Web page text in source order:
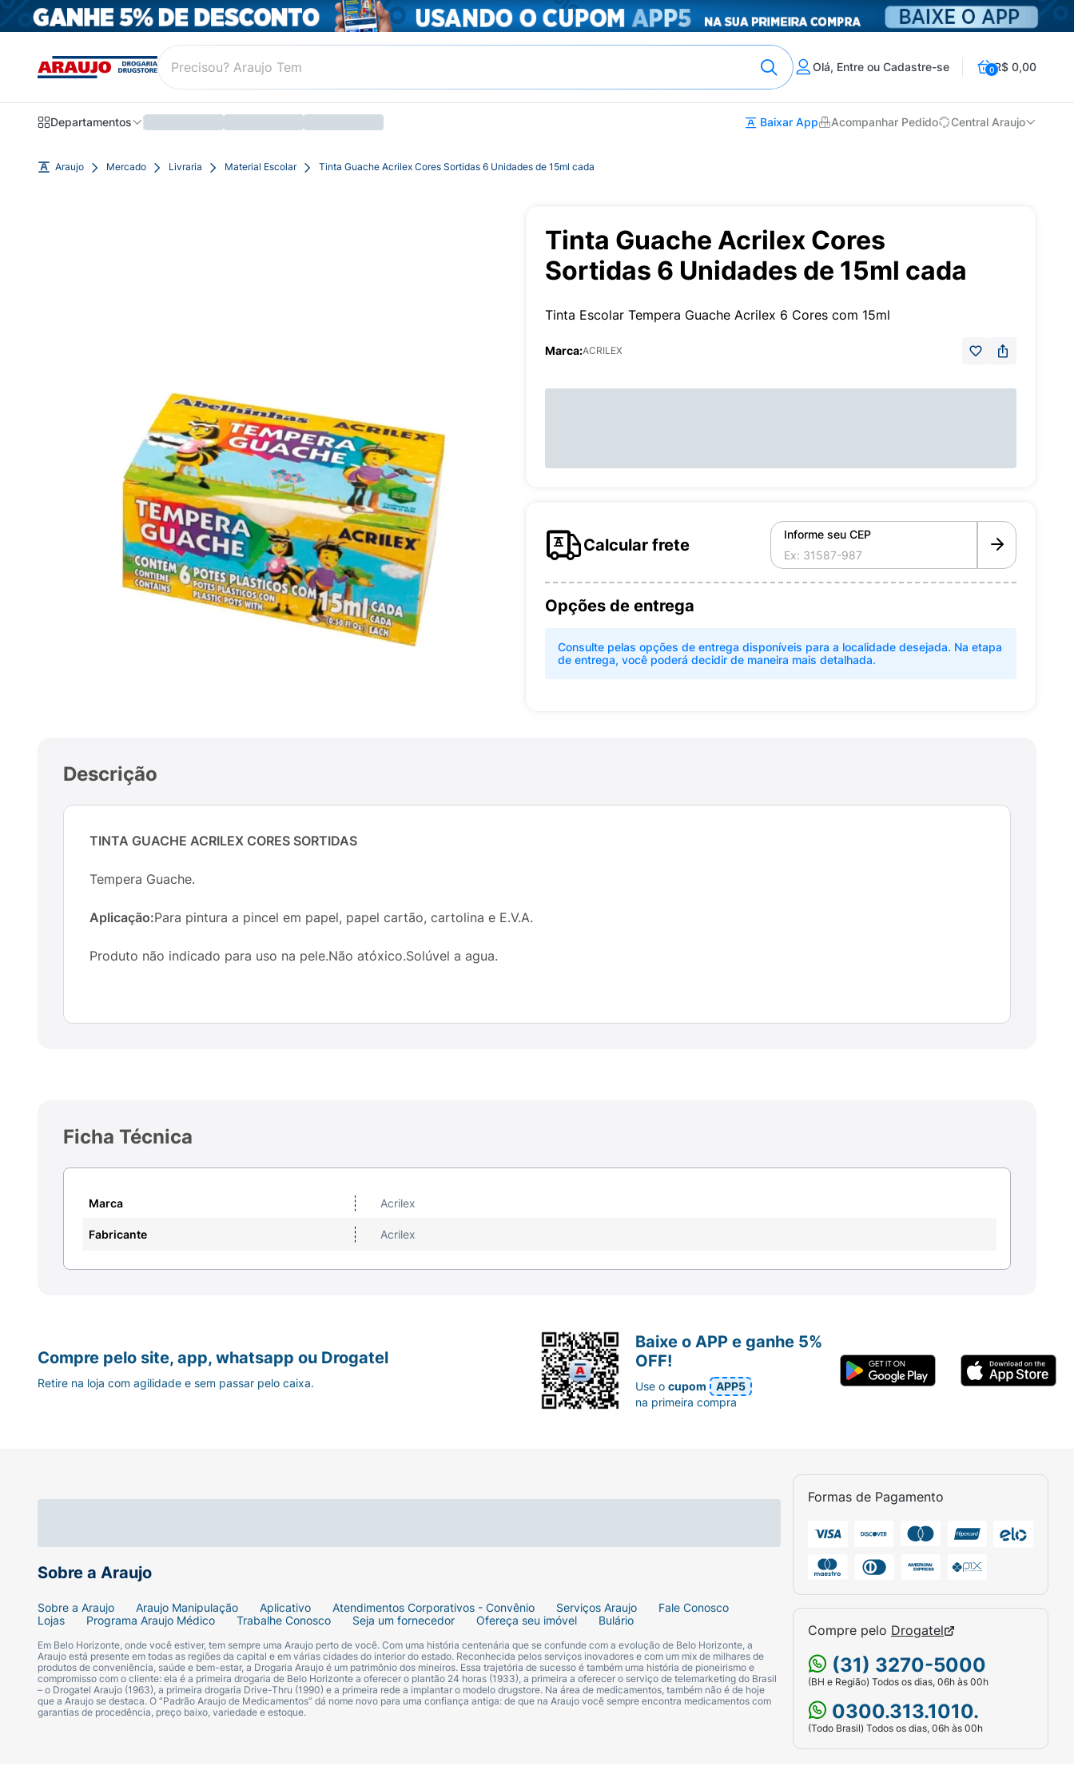
Olá, Entre ou Cadastre-se 0R$ 0,00
Departamentos Baixar App Acompanhar Pedido Central Araujo
Araujo Mercado Livraria Material Escolar Tinta Guache Acrilex Cores Sortidas 6 Unidades de 15ml cada
Tinta Guache Acrilex Cores
Sortidas 6 Unidades de 15ml cada
Tinta Escolar Tempera Guache Acrilex 6 Cores com 15ml
Marca:ACRILEX
Calcular frete
Informe seu CEP
Opções de entrega
Consulte pelas opções de entrega disponíveis para a localidade desejada. Na etapa
de entrega, você poderá decidir de maneira mais detalhada.
Descrição
TINTA GUACHE ACRILEX CORES SORTIDAS
Tempera Guache.
Aplicação:Para pintura a pincel em papel, papel cartão, cartolina e E.V.A.
Produto não indicado para uso na pele.Não atóxico.Solúvel a agua.
Ficha Técnica
Marca Acrilex
Fabricante Acrilex
Sobre a Araujo
Sobre a Araujo Araujo Manipulação Aplicativo Atendimentos Corporativos - Convênio Serviços Araujo
Fale Conosco
Lojas
Programa Araujo Médico Trabalhe Conosco Seja um fornecedor Ofereça seu imóvel Bulário
Em Belo Horizonte, onde você estiver, tem sempre uma Araujo perto de você. Com uma história centenária que se confunde com a evolução de Belo Horizonte, a
Araujo está presente em todas as regiões da capital e em várias cidades do interior do estado. Reconhecida pelos serviços inovadores e com um mix de milhares de
produtos de conveniência, saúde e bem-estar, a Drogaria Araujo é um patrimônio dos mineiros. Essa trajetória de sucesso é também uma história de pioneirismo e
compromisso com o cliente: ela é a primeira drogaria de Belo Horizonte a oferecer o plantão 24 horas (1933), a primeira a oferecer o serviço de telemarketing do Brasil
– o Drogatel Araujo (1963), a primeira drogaria Drive-Thru (1990) e a primeira rede a implantar o modelo drugstore. Na área de medicamentos, também não é de hoje
que a Araujo se destaca. O “Padrão Araujo de Medicamentos” dá nome novo para uma confiança antiga: de que na Araujo você sempre encontra medicamentos com
garantias de procedência, preço baixo, variedade e estoque.
Formas de Pagamento
Compre pelo Drogatel
(31) 3270-5000
(BH e Região) Todos os dias, 06h às 00h
0300.313.1010.
(Todo Brasil) Todos os dias, 06h às 00h
Compre pelo site, app, whatsapp ou Drogatel
Retire na loja com agilidade e sem passar pelo caixa.
Baixe o APP e ganhe 5%
OFF!
Use ocupom
APP5
na primeira compra